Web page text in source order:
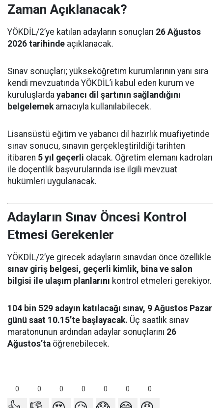
Zaman Açıklanacak?
YÖKDİL/2’ye katılan adayların sonuçları 26 Ağustos
2026 tarihinde açıklanacak.
Sınav sonuçları; yükseköğretim kurumlarının yanı sıra
kendi mevzuatında YÖKDİL’i kabul eden kurum ve
kuruluşlarda yabancı dil şartının sağlandığını
belgelemekamacıyla kullanılabilecek.
Lisansüstü eğitim ve yabancı dil hazırlık muafiyetinde
sınav sonucu, sınavın gerçekleştirildiği tarihten
itibaren 5 yıl geçerli olacak. Öğretim elemanı kadroları
ile doçentlik başvurularında ise ilgili mevzuat
hükümleri uygulanacak.
Adayların Sınav Öncesi Kontrol
Etmesi Gerekenler
YÖKDİL/2’ye girecek adayların sınavdan önce özellikle
sınav giriş belgesi, geçerli kimlik, bina ve salon
bilgisi ile ulaşım planlarını kontrol etmeleri gerekiyor.
104 bin 529 adayın katılacağı sınav, 9 Ağustos Pazar
günü saat 10.15’te başlayacak. Üç saatlik sınav
maratonunun ardından adaylar sonuçlarını 26
Ağustos’ta öğrenebilecek.
0 0 0 0 0 0 0